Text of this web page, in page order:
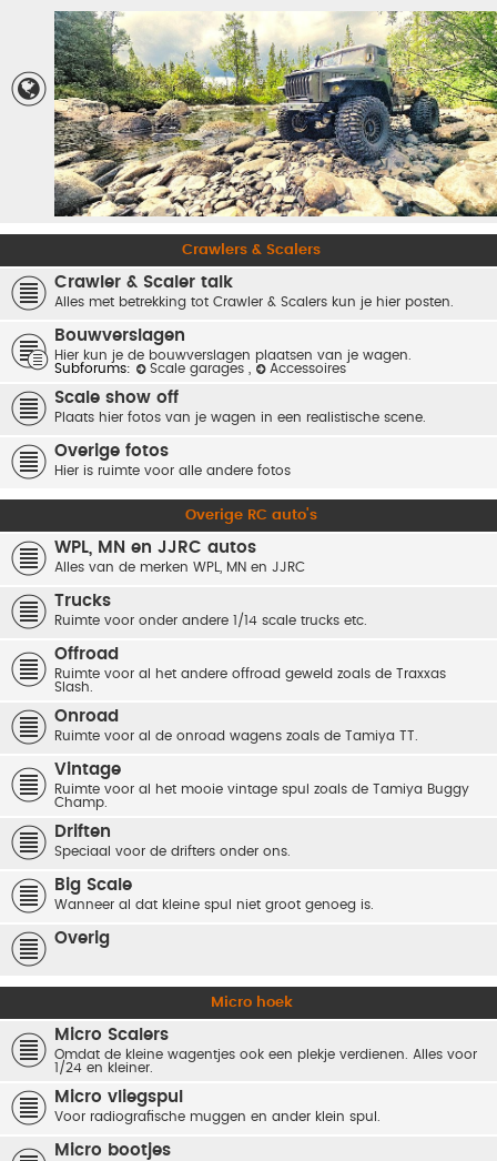
Crawlers & Scalers
Crawler & Scaler talk
Alles met betrekking tot Crawler & Scalers kun je hier posten.
Bouwverslagen
Hier kun je de bouwverslagen plaatsen van je wagen.
Subforums:
Scale garages Accessoires
Scale show off
Plaats hier fotos van je wagen in een realistische scene.
Overige fotos
Hier is ruimte voor alle andere fotos
Overige RC auto's
WPL, MN en JJRC autos
Alles van de merken WPL, MN en JJRC
Trucks
Ruimte voor onder andere 1/14 scale trucks etc.
Offroad
Ruimte voor al het andere offroad geweld zoals de Traxxas
Slash.
Onroad
Ruimte voor al de onroad wagens zoals de Tamiya TT.
Vintage
Ruimte voor al het mooie vintage spul zoals de Tamiya Buggy
Champ.
Driften
Speciaal voor de drifters onder ons.
Big Scale
Wanneer al dat kleine spul niet groot genoeg is.
Overig
Micro hoek
Micro Scalers
Omdat de kleine wagentjes ook een plekje verdienen. Alles voor
1/24 en kleiner.
Micro vliegspul
Voor radiografische muggen en ander klein spul.
Micro bootjes